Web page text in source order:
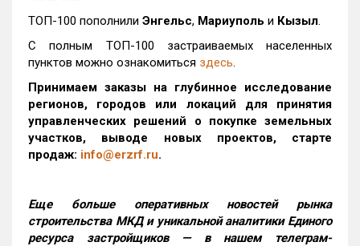
ТОП-100 пополнили Энгельс, Мариуполь и Кызыл.
С полным ТОП-100 застраиваемых населенных
пунктов можно ознакомиться здесь.
Принимаем заказы на глубинное исследование
регионов, городов или локаций для принятия
управленческих решений о покупке земельных
участков, выводе новых проектов, старте
продаж: info@erzrf.ru.
Еще больше оперативных новостей рынка
строительства МКД и уникальной аналитики Единого
ресурса застройщиков — в нашем телеграм-